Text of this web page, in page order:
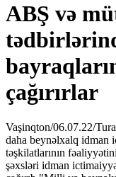
ABŞ və
çağırırlar
Vaşinqton/06.07.22/
daha beynəlxalq idman
təşkilatlarının
şəxsləri idman